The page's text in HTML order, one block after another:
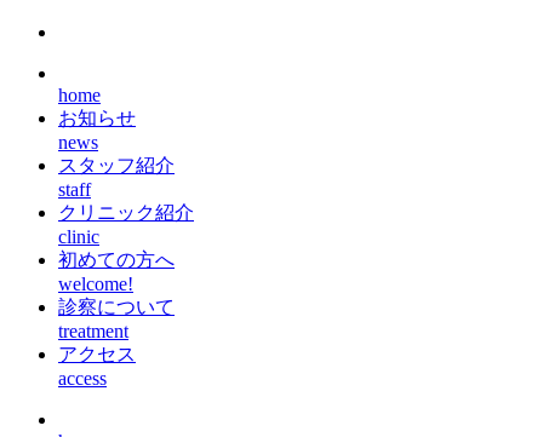
home
お知らせ
news
スタッフ紹介
staff
クリニック紹介
clinic
初めての方へ
welcome!
診察について
treatment
アクセス
access